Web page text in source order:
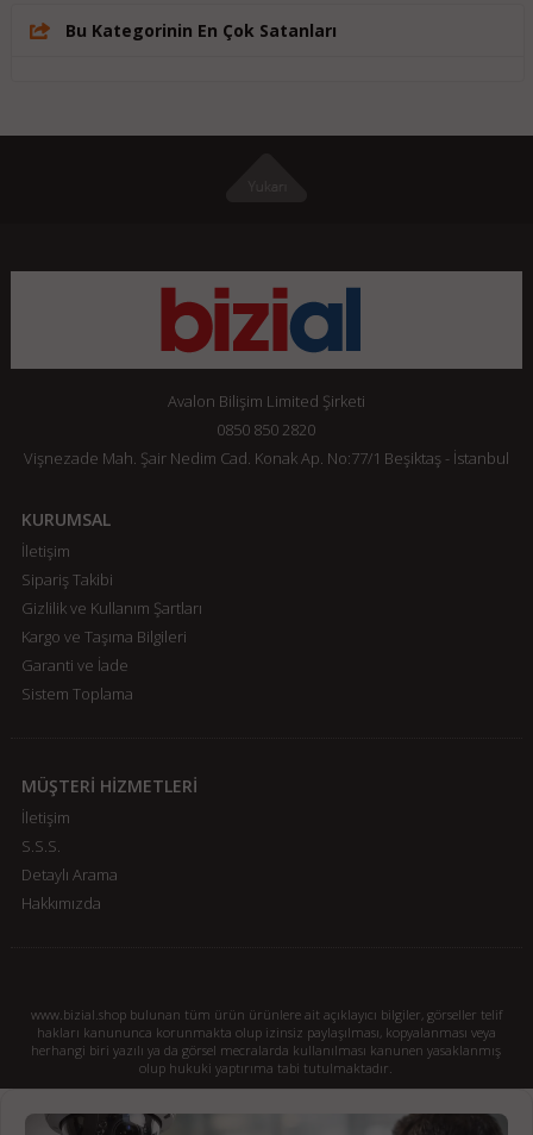
Bu Kategorinin En Çok Satanları
Avalon Bilişim Limited Şirketi
0850 850 2820
Vişnezade Mah. Şair Nedim Cad. Konak Ap. No:77/1 Beşiktaş - İstanbul
KURUMSAL
İletişim
Sipariş Takibi
Gizlilik ve Kullanım Şartları
Kargo ve Taşıma Bilgileri
Garanti ve İade
Sistem Toplama
MÜŞTERİ HİZMETLERİ
İletişim
S.S.S.
Detaylı Arama
Hakkımızda
www.bizial.shop bulunan tüm ürün ürünlere ait açıklayıcı bilgiler, görseller telif
hakları kanununca korunmakta olup izinsiz paylaşılması, kopyalanması veya
herhangi biri yazılı ya da görsel mecralarda kullanılması kanunen yasaklanmış
olup hukuki yaptırıma tabi tutulmaktadır.